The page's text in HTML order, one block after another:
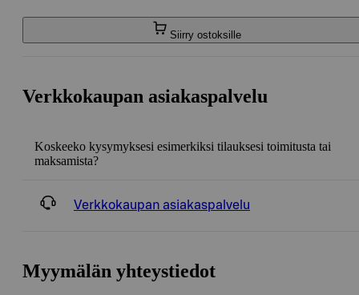
Siirry ostoksille
Verkkokaupan asiakaspalvelu
Koskeeko kysymyksesi esimerkiksi tilauksesi toimitusta tai
maksamista?
Verkkokaupan asiakaspalvelu
Myymälän yhteystiedot